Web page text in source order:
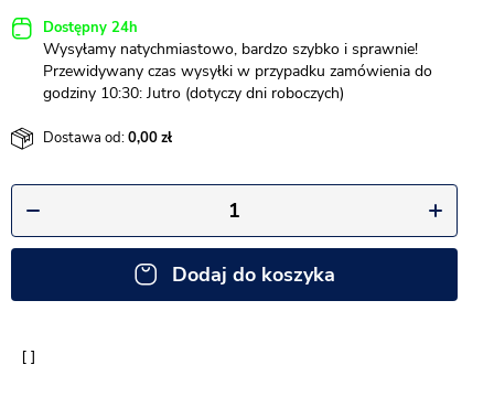
Dostępny 24h
Wysyłamy natychmiastowo, bardzo szybko i sprawnie!
Przewidywany czas wysyłki w przypadku zamówienia do
godziny 10:30: Jutro (dotyczy dni roboczych)
Dostawa od:0,00
Dodaj do koszyka